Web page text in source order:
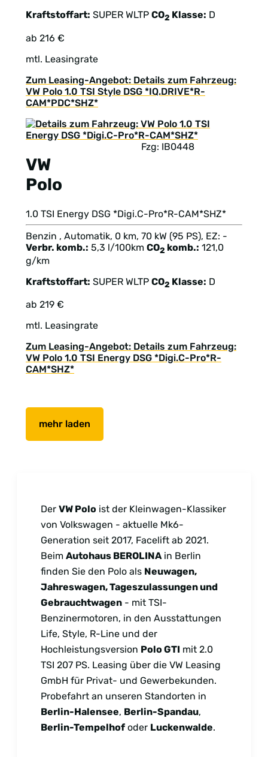
Kraftstoffart: SUPER WLTP CO2 Klasse: D
ab 216 €
mtl. Leasingrate
Zum Leasing-Angebot: Details zum Fahrzeug:
VW Polo 1.0 TSI Style DSG *IQ.DRIVE*R-
CAM*PDC*SHZ*
VW
Polo
Fzg: IB0448
1.0 TSI Energy DSG *Digi.C-Pro*R-CAM*SHZ*
Benzin , Automatik, 0 km, 70 kW (95 PS), EZ: -
Verbr. komb.: 5,3 l/100km CO2 komb.: 121,0
g/km
Kraftstoffart: SUPER WLTP CO2 Klasse: D
ab 219 €
mtl. Leasingrate
Zum Leasing-Angebot: Details zum Fahrzeug:
VW Polo 1.0 TSI Energy DSG *Digi.C-Pro*R-
CAM*SHZ*
mehr laden
Der VW Polo ist der Kleinwagen-Klassiker
von Volkswagen - aktuelle Mk6-
Generation seit 2017, Facelift ab 2021.
Beim Autohaus BEROLINAin Berlin
finden Sie den Polo als Neuwagen,
Jahreswagen, Tageszulassungen und
Gebrauchtwagen - mit TSI-
Benzinermotoren, in den Ausstattungen
Life, Style, R-Line und der
Hochleistungsversion Polo GTI mit 2.0
TSI 207 PS. Leasing über die VW Leasing
GmbH für Privat- und Gewerbekunden.
Probefahrt an unseren Standorten in
Berlin-Halensee, Berlin-Spandau,
Berlin-Tempelhof oder Luckenwalde.